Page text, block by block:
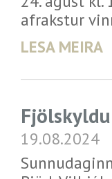
afrakstur
LESA MEIRA
19.08.2024